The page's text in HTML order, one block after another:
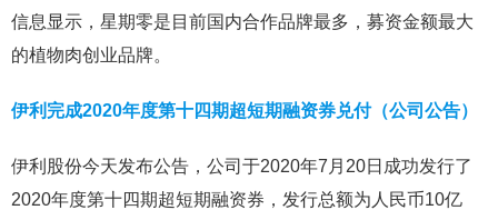
信息显示，星期零是目前国内合作品牌最多，募资金额最大
的植物肉创业品牌。
伊利完成2020年度第十四期超短期融资券兑付（公司公告）
伊利股份今天发布公告，公司于2020年7月20日成功发行了
2020年度第十四期超短期融资券，发行总额为人民币10亿